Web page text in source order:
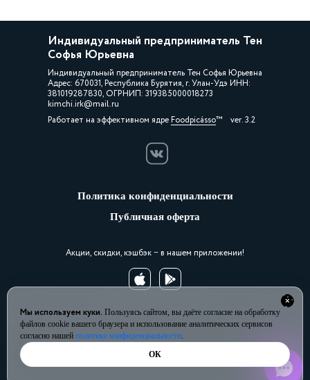
Мы используем куки. Пользуясь сайтом, вы даёте согласие на обработку
файлов cookie вашего браузера и использование аналитических сервисов
согласно нашей политике конфиденциальности.
ОК
Индивидуальный предприниматель Тен
Софья Юрьевна
Индивидуальный предприниматель Тен Софья Юрьевна
Адрес: 670031, Республика Бурятия, г. Улан-Удэ ИНН:
381019287830, ОГРНИП: 319385000018273
kimchi.irk@mail.ru
Работает на эффективном ядре Foodpicássover. 3.2
Политика конфиденциальности
Публичная оферта
Акции, скидки, кэшбэк − в нашем приложении!